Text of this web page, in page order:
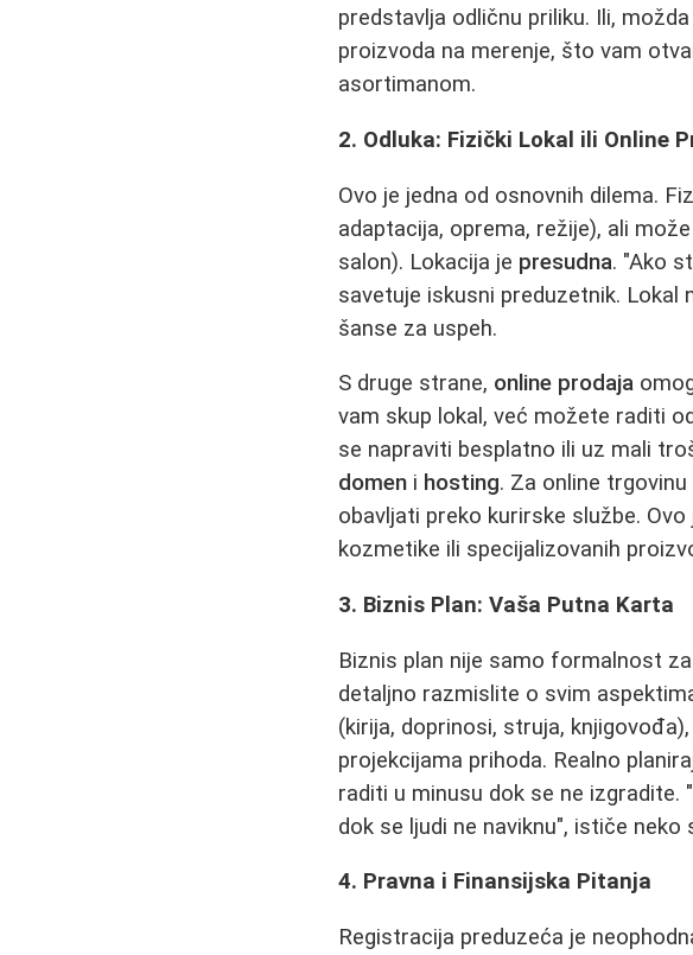
predstavlja odličnu priliku. Ili,
proizvoda na merenje, što vam
asortimanom.
2. Odluka: Fizički Lokal ili Online
Ovo je jedna od osnovnih dilema.
adaptacija, oprema, režije), ali
salon). Lokacija je presudna. "Ako
savetuje iskusni preduzetnik.
šanse za uspeh.
S druge strane, online prodaja
vam skup lokal, već možete raditi
se napraviti besplatno ili uz mali
domen i hosting. Za online
obavljati preko kurirske službe.
kozmetike ili specijalizovanih
3. Biznis Plan: Vaša Putna Karta
Biznis plan nije samo formalnost
detaljno razmislite o svim
(kirija, doprinosi, struja,
projekcijama prihoda. Realno
raditi u minusu dok se ne izgradite.
dok se ljudi ne naviknu", ističe neko
4. Pravna i Finansijska Pitanja
Registracija preduzeća je